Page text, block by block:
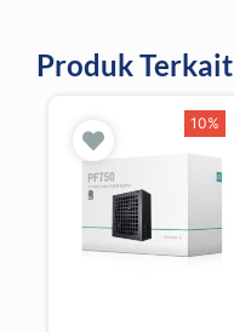
Produk Terkait
10%